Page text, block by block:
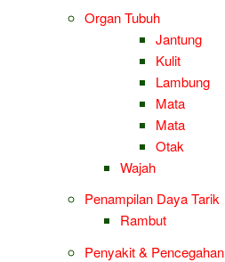
Organ Tubuh
Jantung
Kulit
Lambung
Mata
Mata
Otak
Wajah
Penampilan Daya Tarik
Rambut
Penyakit & Pencegahan